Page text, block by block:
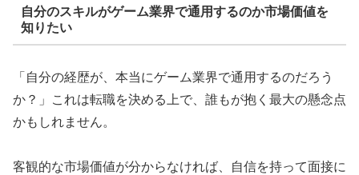
自分のスキルがゲーム業界で通用するのか市場価値を
知りたい
「自分の経歴が、本当にゲーム業界で通用するのだろう
か？」これは転職を決める上で、誰もが抱く最大の懸念点
かもしれません。
客観的な市場価値が分からなければ、自信を持って面接に